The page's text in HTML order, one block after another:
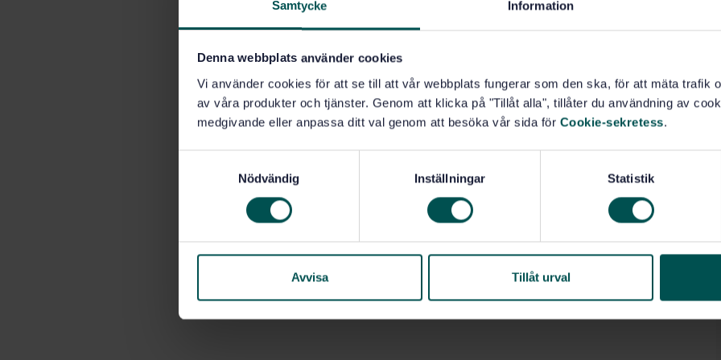
Samtycke Information
Denna webbplats använder cookies
Vi använder cookies för att se till att vår webbplats fungerar som den ska, för att mäta trafik
av våra produkter och tjänster. Genom att klicka på "Tillåt alla", tillåter du användning av
medgivande eller anpassa ditt val genom att besöka vår sida för Cookie-sekretess.
s
Nödvändig Inställningar Statistik
Avvisa Tillåt urval